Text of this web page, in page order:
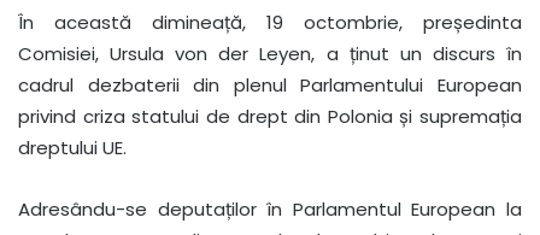
În această dimineață, 19 octombrie, președinta
Comisiei, Ursula von der Leyen, a ținut un discurs în
cadrul dezbaterii din plenul Parlamentului European
privind criza statului de drept din Polonia și supremația
dreptului UE.
Adresându-se deputaților în Parlamentul European la